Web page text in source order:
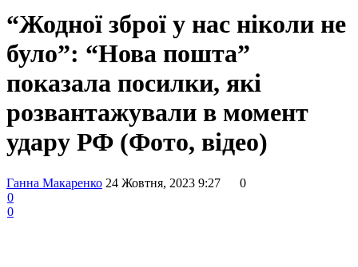
“Жодної зброї у нас ніколи не
було”: “Нова пошта”
показала посилки, які
розвантажували в момент
удару РФ (Фото, відео)
Ганна Макаренко 24 Жовтня, 2023 9:27
0
0
0